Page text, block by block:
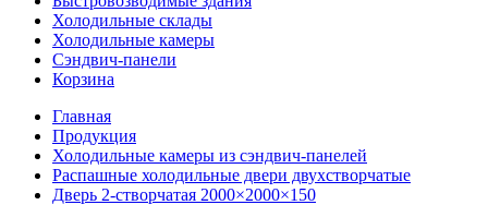
Холодильные склады
Холодильные камеры
Сэндвич-панели
Корзина
Главная
Продукция
Холодильные камеры из сэндвич-панелей
Распашные холодильные двери двухстворчатые
Дверь 2-створчатая 2000×2000×150